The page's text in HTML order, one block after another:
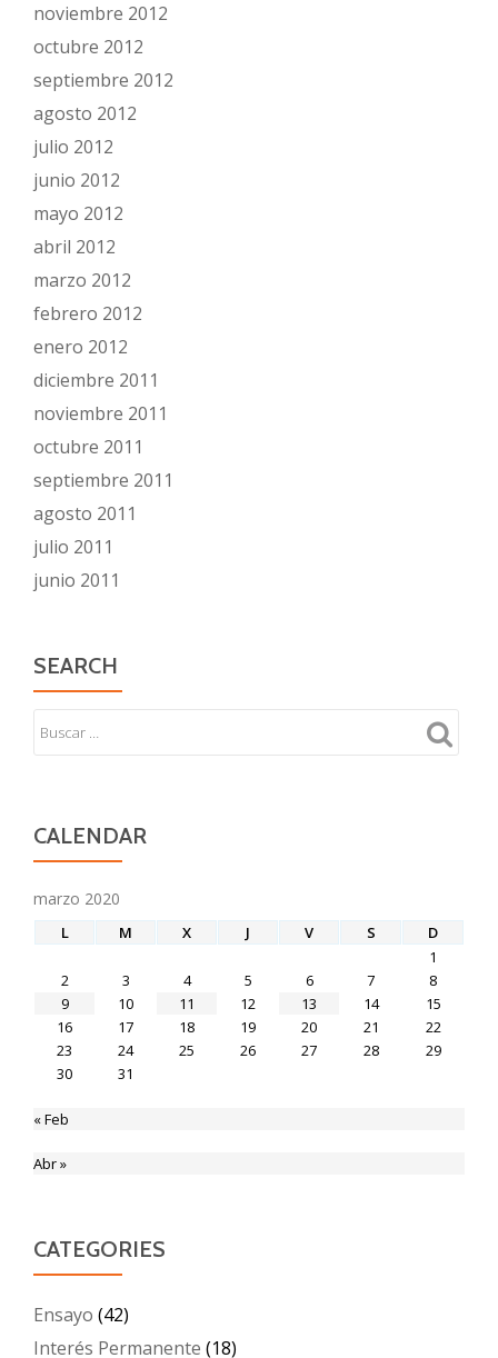
noviembre 2012
octubre 2012
septiembre 2012
agosto 2012
julio 2012
junio 2012
mayo 2012
abril 2012
marzo 2012
febrero 2012
enero 2012
diciembre 2011
noviembre 2011
octubre 2011
septiembre 2011
agosto 2011
julio 2011
junio 2011
SEARCH
CALENDAR
marzo 2020
L M X J V S
D
1
2
3 4 5 6 7
8
9
10 11 12 13 14
15
16
17 18 19 20 21
22
23
24 25 26 27 28
29
30
31
« Feb
Abr »
CATEGORIES
Ensayo (42)
Interés Permanente (18)